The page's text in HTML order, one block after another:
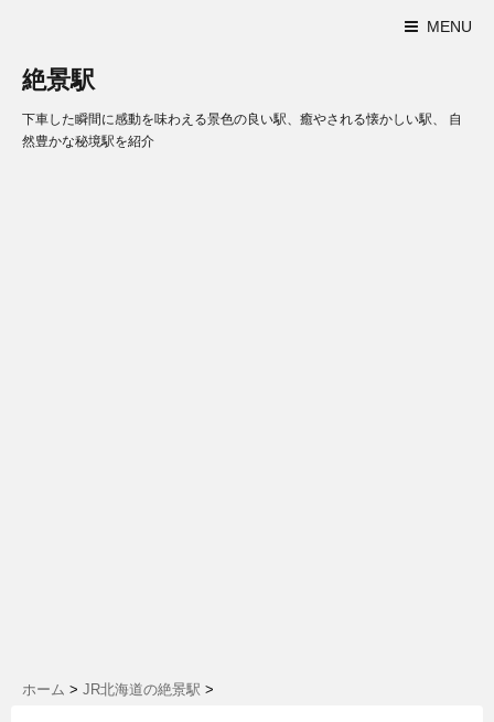
MENU
絶景駅
下車した瞬間に感動を味わえる景色の良い駅、癒やされる懐かしい駅、 自
然豊かな秘境駅を紹介
ホーム > JR北海道の絶景駅 >